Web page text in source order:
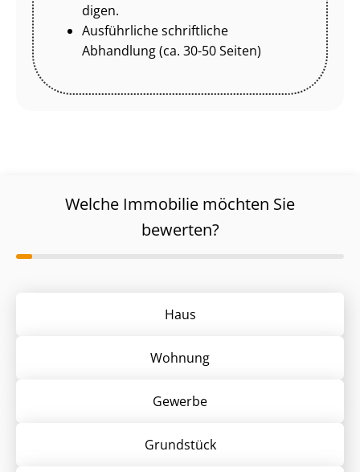
di­gen.
Ausführliche schriftliche
Abhandlung (ca. 30-50 Seiten)
Welche Immobilie möchten Sie
bewerten?
Haus
Wohnung
Gewerbe
Grund­stück